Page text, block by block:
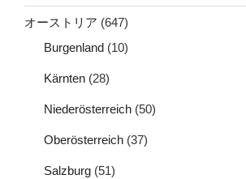
オーストリア (647)
Burgenland (10)
Kärnten (28)
Niederösterreich (50)
Oberösterreich (37)
Salzburg (51)